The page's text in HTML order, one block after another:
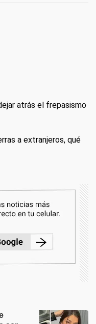
atrás el frepasismo
a extranjeros, qué